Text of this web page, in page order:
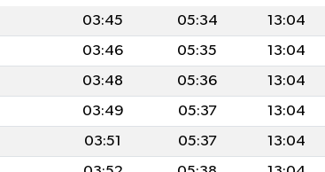
03:45 05:34 13:04
03:46 05:35 13:04
03:48 05:36 13:04
03:49 05:37 13:04
03:51 05:37 13:04